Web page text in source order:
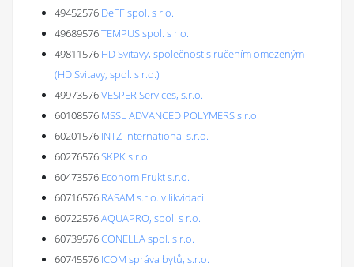
49452576 DeFF spol. s r.o.
49689576TEMPUS spol. s r.o.
49811576 HD Svitavy, společnost s ručením omezeným
(HD Svitavy, spol. s r.o.)
49973576VESPER Services, s.r.o.
60108576 MSSL ADVANCED POLYMERS s.r.o.
60201576 INTZ-International s.r.o.
60276576SKPK s.r.o.
60473576 Econom Frukt s.r.o.
60716576 RASAM s.r.o. v likvidaci
60722576AQUAPRO, spol. s r.o.
60739576CONELLA spol. s r.o.
60745576 ICOM správa bytů, s.r.o.